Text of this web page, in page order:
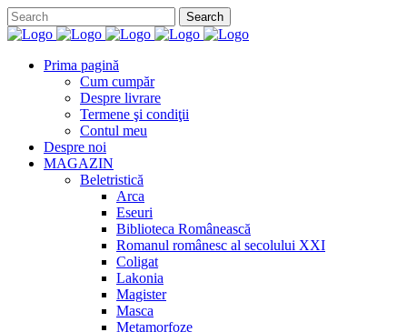
Prima pagină
Cum cumpăr
Despre livrare
Termene şi condiţii
Contul meu
Despre noi
MAGAZIN
Beletristică
Arca
Eseuri
Biblioteca Românească
Romanul românesc al secolului XXI
Coligat
Lakonia
Magister
Masca
Metamorfoze